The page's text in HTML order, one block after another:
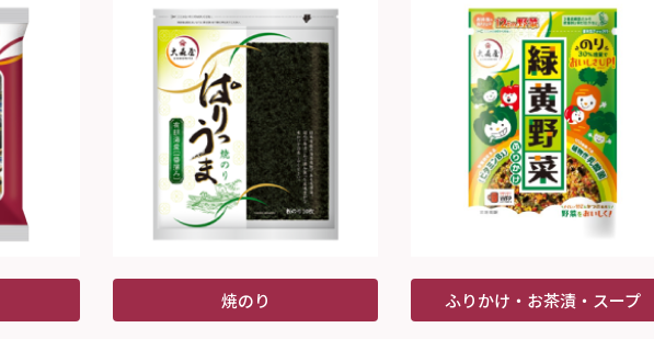
焼のり ふりかけ・お茶漬・スープ